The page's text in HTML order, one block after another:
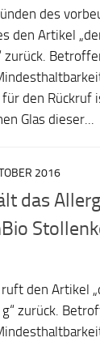
des
den Artikel
zurück.
den Rückruf
Glas dieser...
2016
das
den Artikel
zurück.